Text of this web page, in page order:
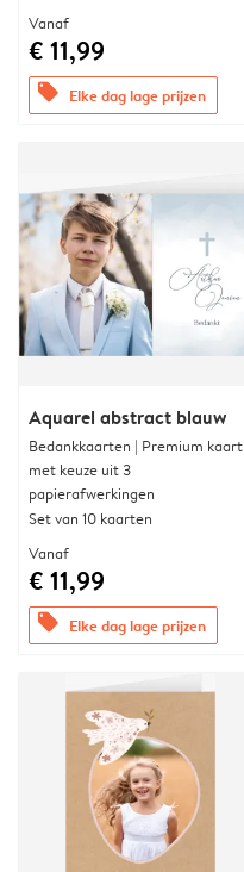
Vanaf
€ 11,99
offers Elke dag lage prijzen
Aquarel abstract blauw
Bedankkaarten | Premium kaart
met keuze uit 3
papierafwerkingen
Set van 10 kaarten
Vanaf
€ 11,99
offers Elke dag lage prijzen